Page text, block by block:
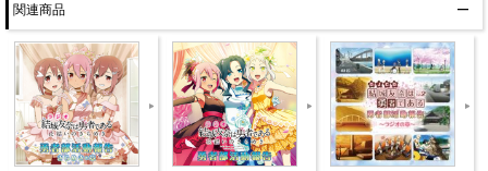
うどんを食べたり、作ったり、カラオケしたり、まく
ら投げしたり、うどんを食べたりなどなど動画版「勇
者部活動報告」をお楽しみ下さい！
このDVDを見て皆さんも香川に行ってみるのはいかが
ですか？
また、コミックマーケット88限定特典として先着で照
関連商品